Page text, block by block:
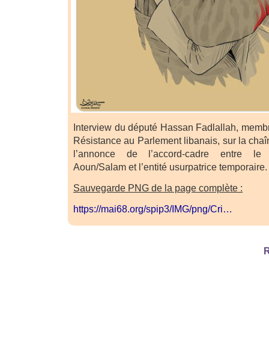
Interview du député Hassan Fadlallah,
Résistance au Parlement libanais, sur la
l’annonce de l’accord-cadre entre le
Aoun/Salam et l’entité usurpatrice temporaire.
Sauvegarde PNG de la page complète :
https://mai68.org/spip3/IMG/png/Cri…